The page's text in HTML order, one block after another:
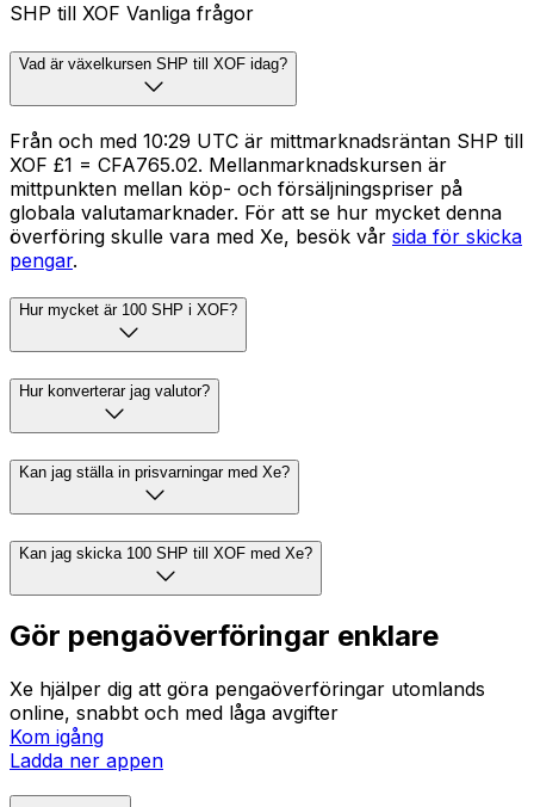
SHP till XOF Vanliga frågor
Vad är växelkursen SHP till XOF idag?
Från och med 10:29 UTC är mittmarknadsräntan SHP till
XOF £1 = CFA765.02. Mellanmarknadskursen är
mittpunkten mellan köp- och försäljningspriser på
globala valutamarknader. För att se hur mycket denna
överföring skulle vara med Xe, besök vår sida för skicka
pengar.
Hur mycket är 100 SHP i XOF?
Hur konverterar jag valutor?
Kan jag ställa in prisvarningar med Xe?
Kan jag skicka 100 SHP till XOF med Xe?
Gör pengaöverföringar enklare
Xe hjälper dig att göra pengaöverföringar utomlands
online, snabbt och med låga avgifter
Kom igång
Ladda ner appen